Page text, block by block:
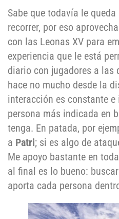
Sabe que todavía le
recorrer, por eso
con las Leonas XV para
experiencia que le está
diario con jugadores a las
hace no mucho desde la
interacción es constante
persona más indicada en
tenga. En patada, por
a Patri; si es algo de
Me apoyo bastante en
al final es lo bueno:
aporta cada persona